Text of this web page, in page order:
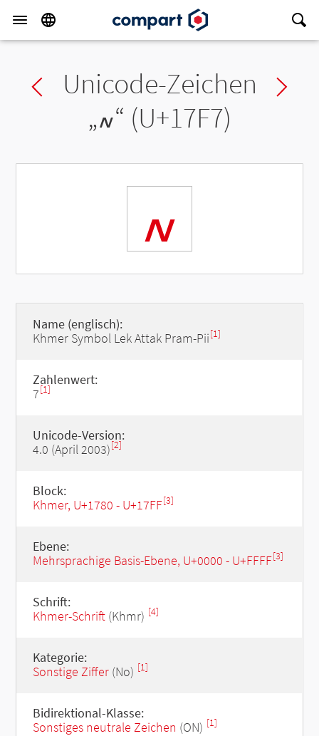
Previous char
Unicode-Zeichen
„៷“ (U+17F7)
៷
Name (englisch):
Khmer Symbol Lek Attak Pram-Pii[1]
Zahlenwert:
7[1]
Unicode-Version:
4.0 (April 2003)[2]
Block:
Khmer, U+1780 - U+17FF[3]
Ebene:
Mehrsprachige Basis-Ebene, U+0000 - U+FFFF[3]
Schrift:
Khmer-Schrift(Khmr) [4]
Kategorie:
Sonstige Ziffer(No) [1]
Bidirektional-Klasse:
Sonstiges neutrale Zeichen (ON) [1]